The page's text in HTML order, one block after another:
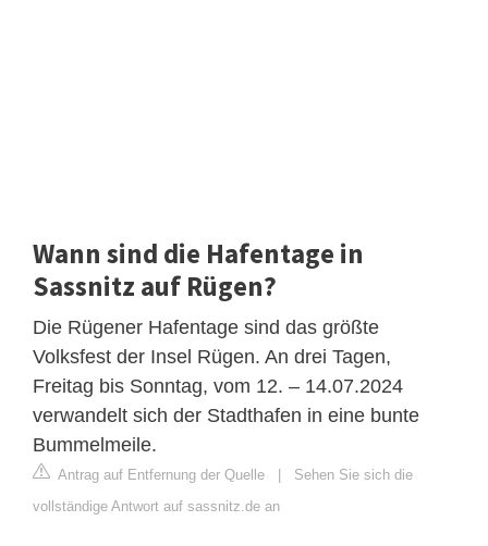
Wann sind die Hafentage in
Sassnitz auf Rügen?
Die Rügener Hafentage sind das größte
Volksfest der Insel Rügen. An drei Tagen,
Freitag bis Sonntag, vom 12. – 14.07.2024
verwandelt sich der Stadthafen in eine bunte
Bummelmeile.
Antrag auf Entfernung der Quelle | Sehen Sie sich die
vollständige Antwort auf sassnitz.de an